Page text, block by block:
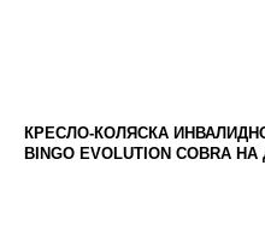
КРЕСЛО-КОЛЯСКА
BINGO EVOLUTION